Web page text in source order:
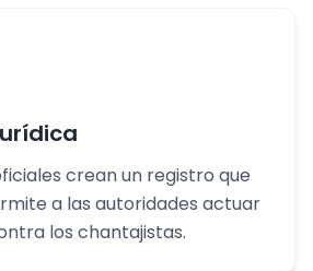
crean un registro que
a las autoridades actuar
los chantajistas.